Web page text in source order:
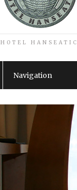
HOTEL HANSEATIC
Navigation